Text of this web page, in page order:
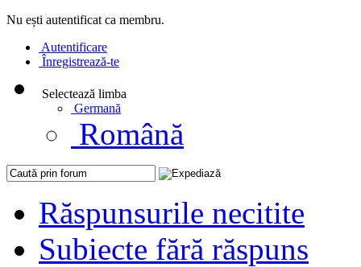
Nu ești autentificat ca membru.
Autentificare
Înregistrează-te
Selectează limba
Germană
Română
Răspunsurile necitite
Subiecte fără răspuns